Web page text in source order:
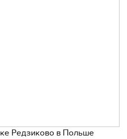
Редзиково в Польше